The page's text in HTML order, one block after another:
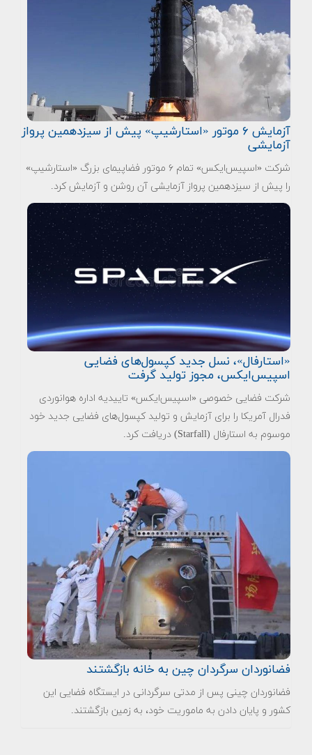
آزمایش ۶ موتور «استارشیپ» پیش از سیزدهمین پرواز
آزمایشی
شرکت «اسپیس‌ایکس» تمام ۶ موتور فضاپیمای بزرگ «استارشیپ»
را پیش از سیزدهمین پرواز آزمایشی آن روشن و آزمایش کرد.
«استارفال»، نسل جدید کپسول‌های فضایی
اسپیس‌ایکس، مجوز تولید گرفت
شرکت فضایی خصوصی «اسپیس‌ایکس» تاییدیه اداره هوانوردی
فدرال آمریکا را برای آزمایش و تولید کپسول‌های فضایی جدید خود
موسوم به استارفال (Starfall) دریافت کرد.
فضانوردان سرگردان چین به خانه بازگشتند
فضانوردان چینی پس از مدتی سرگردانی در ایستگاه فضایی این
کشور و پایان دادن به ماموریت خود، به زمین بازگشتند.